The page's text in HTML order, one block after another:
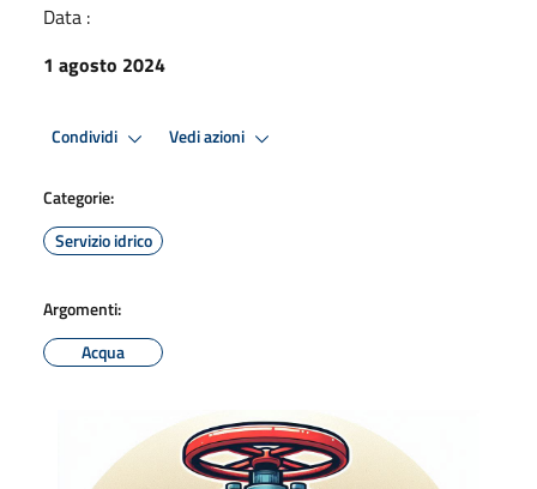
Data :
1 agosto 2024
Condividi Vedi azioni
Categorie:
Servizio idrico
Argomenti:
Acqua